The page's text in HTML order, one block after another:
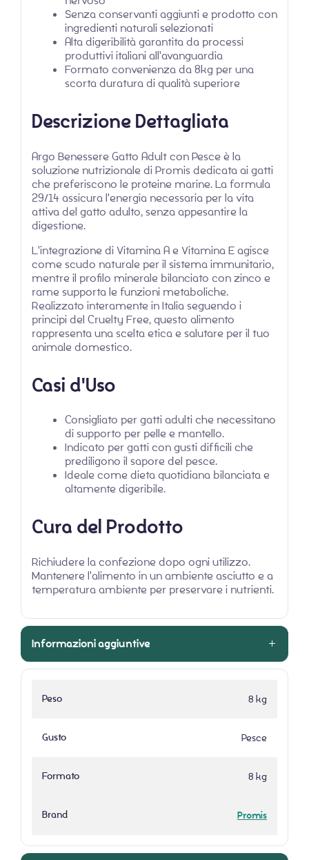
Senza conservanti aggiunti e prodotto con
ingredienti naturali selezionati
Alta digeribilità garantita da processi
produttivi italiani all'avanguardia
Formato convenienza da 8kg per una
scorta duratura di qualità superiore
Descrizione Dettagliata
Argo Benessere Gatto Adult con Pesce è la
soluzione nutrizionale di Promis dedicata ai gatti
che preferiscono le proteine marine. La formula
29/14 assicura l'energia necessaria per la vita
attiva del gatto adulto, senza appesantire la
digestione.
L'integrazione di Vitamina A e Vitamina E agisce
come scudo naturale per il sistema immunitario,
mentre il profilo minerale bilanciato con zinco e
rame supporta le funzioni metaboliche.
Realizzato interamente in Italia seguendo i
principi del Cruelty Free, questo alimento
rappresenta una scelta etica e salutare per il tuo
animale domestico.
Casi d'Uso
Consigliato per gatti adulti che necessitano
di supporto per pelle e mantello.
Indicato per gatti con gusti difficili che
prediligono il sapore del pesce.
Ideale come dieta quotidiana bilanciata e
altamente digeribile.
Cura del Prodotto
Richiudere la confezione dopo ogni utilizzo.
Mantenere l'alimento in un ambiente asciutto e a
temperatura ambiente per preservare i nutrienti.
Informazioni aggiuntive
Peso 8 kg
Gusto Pesce
Formato 8 kg
Brand Promis